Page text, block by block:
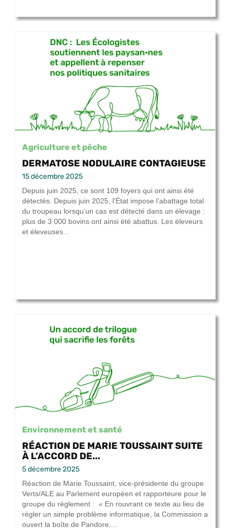
Agriculture et pêche
DERMATOSE NODULAIRE CONTAGIEUSE
15 décembre 2025
Depuis juin 2025, ce sont 109 foyers qui ont ainsi été
détectés. Depuis juin 2025, l’État impose l’abattage total
du troupeau lorsqu’un cas est détecté dans un élevage :
plus de 3 000 bovins ont ainsi été abattus. Les éleveurs
et éleveuses...
Environnement et santé
RÉACTION DE MARIE TOUSSAINT SUITE
À L’ACCORD DE...
5 décembre 2025
Réaction de Marie Toussaint, vice-présidente du groupe
Verts/ALE au Parlement européen et rapporteure pour le
groupe du règlement : « En rouvrant ce texte au lieu de
régler un simple problème informatique, la Commission a
ouvert la boîte de Pandore....